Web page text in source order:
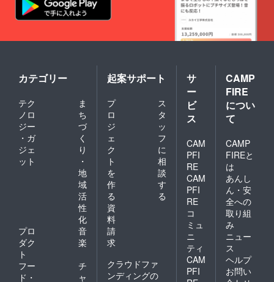
カテゴリー
テク
ノロ
ジー
・ガ
ジェ
ット
ま
ち
づ
く
り
・
地
域
活
性
化
プロ
ダク
ト
音
楽
フー
ド・
チ
ャ
起案サポート
プ
ロ
ジ
ェ
ク
ト
を
作
る
ス
タ
ッ
フ
に
相
談
す
る
資
料
請
求
クラウドファ
ンディングの
サ
ー
ビ
ス
CAM
PFI
RE
CAM
PFI
RE
コ
ミュ
ニ
ティ
CAM
PFI
CAMP
FIRE
につい
て
CAMP
FIREと
は
あんし
ん・安
全への
取り組
み
ニュー
ス
ヘルプ
お問い